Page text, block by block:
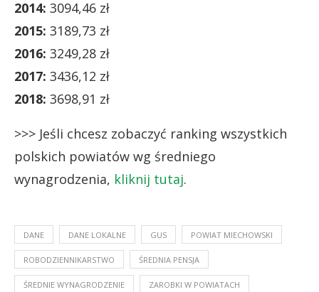
2014: 3094,46 zł
2015: 3189,73 zł
2016: 3249,28 zł
2017: 3436,12 zł
2018: 3698,91 zł
>>> Jeśli chcesz zobaczyć ranking wszystkich
polskich powiatów wg średniego
wynagrodzenia, kliknij tutaj.
DANE DANE LOKALNE GUS POWIAT MIECHOWSKI
ROBODZIENNIKARSTWO ŚREDNIA PENSJA
ŚREDNIE WYNAGRODZENIE ZAROBKI W POWIATACH